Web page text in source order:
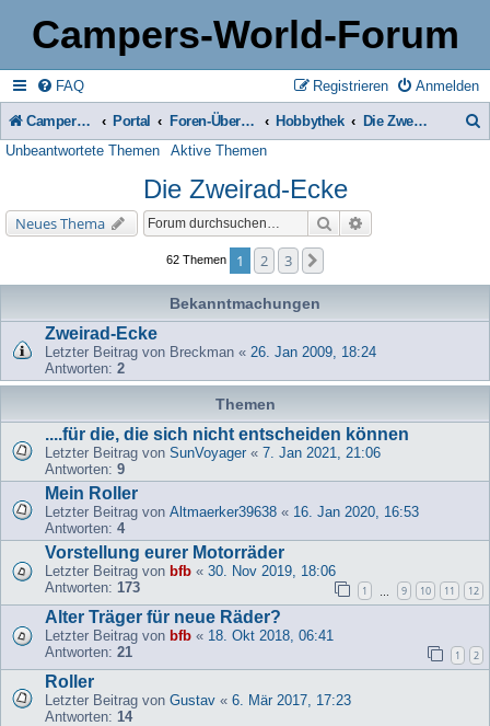
Campers-World-Forum
FAQ Anmelden
Registrieren
Campers-World-Forum Portal Foren-Übersicht Hobbythek Die Zweirad-Ecke
Unbeantwortete Themen Aktive Themen
Die Zweirad-Ecke
Neues Thema Suche
62 Themen 1 2 3
Bekanntmachungen
Zweirad-Ecke
Letzter Beitrag von Breckman « 26. Jan 2009, 18:24
Antworten: 2
Themen
....für die, die sich nicht entscheiden können
Letzter Beitrag von SunVoyager « 7. Jan 2021, 21:06
Antworten: 9
Mein Roller
Letzter Beitrag von Altmaerker39638 « 16. Jan 2020, 16:53
Antworten: 4
Vorstellung eurer Motorräder
Letzter Beitrag von bfb « 30. Nov 2019, 18:06
Antworten: 173 1 9 10 11 12
Alter Träger für neue Räder?
Letzter Beitrag von bfb « 18. Okt 2018, 06:41
Antworten: 21 1 2
Roller
Letzter Beitrag von Gustav « 6. Mär 2017, 17:23
Antworten: 14